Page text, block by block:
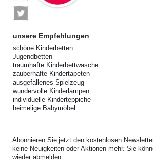
unsere Empfehlungen
schöne Kinderbetten
Jugendbetten
traumhafte Kinderbettwäsche
zauberhafte Kindertapeten
ausgefallenes Spielzeug
wundervolle Kinderlampen
individuelle Kinderteppiche
heimelige Babymöbel
Abonnieren Sie jetzt den kostenlosen
keine Neuigkeiten oder Aktionen mehr. Sie
wieder abmelden.